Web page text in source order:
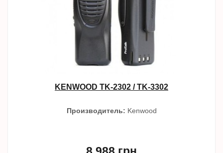
KENWOOD TK-2302 / TK-3302
Производитель: Kenwood